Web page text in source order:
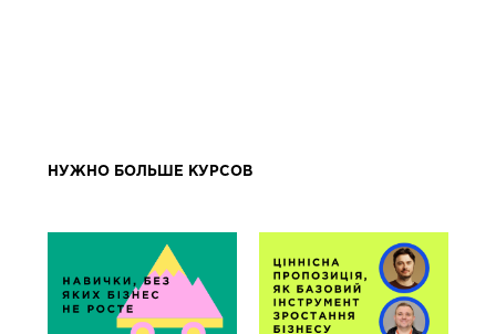
НУЖНО БОЛЬШЕ КУРСОВ